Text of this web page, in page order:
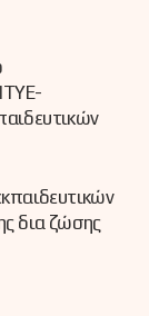
δια ζώσης